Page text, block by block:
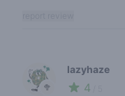
🥦
lazyhaze
4